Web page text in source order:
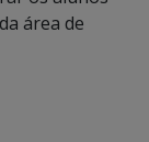
área de